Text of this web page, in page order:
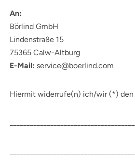
An:
Börlind GmbH
Lindenstraße 15
75365 Calw-Altburg
E-Mail: service@boerlind.com
Hiermit widerrufe(n) ich/wir (*) den